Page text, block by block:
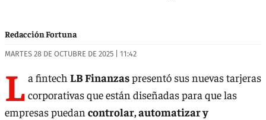
Redacción Fortuna
MARTES 28 DE OCTUBRE DE 2025 | 11:42
L a fintech LB Finanzaspresentó sus nuevas tarjeras
corporativas que están diseñadas para que las
empresas puedan controlar, automatizar y